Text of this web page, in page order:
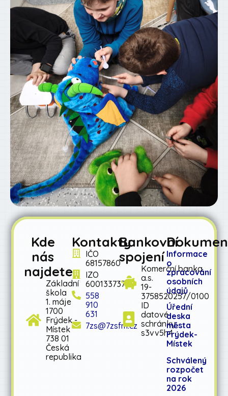
Kde
nás
najdete
Základní
škola
1. máje
1700
Frýdek -
Místek
738 01
Česká
republika
Kontakty
IČO
68157860
IZO
600133737
558
910
631
7zs@7zsfm.cz
Bankovní
spojení
Komerční banka
a.s.
19-
3758520257/0100
ID
datové
schránky:
s3vv5h4
Informace
o
zpracování
osobních
údajů
Úřední
deska
města
Frýdek-
Místek
Schválený
rozpočet
na rok
2026